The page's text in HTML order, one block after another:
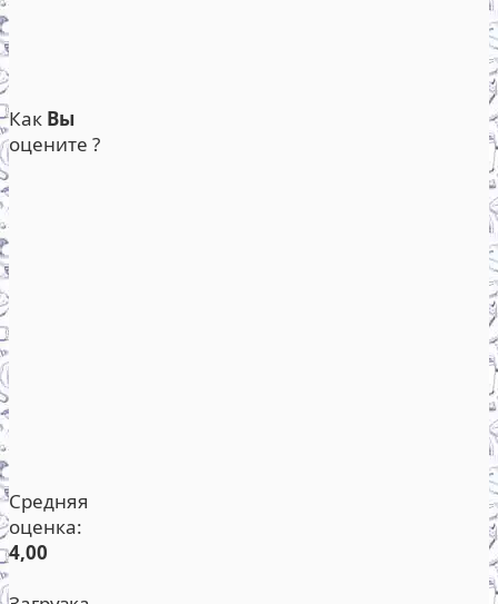
Как Вы
оцените ?
Средняя
оценка:
4,00